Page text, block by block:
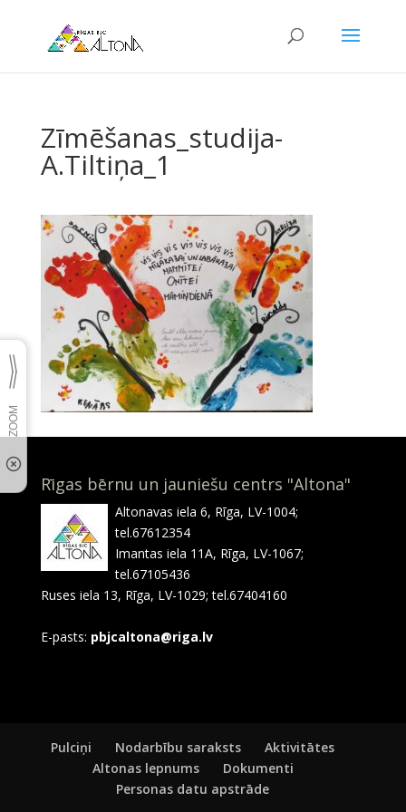
Zīmēšanas_studija-
A.Tiltiņa_1
Rīgas bērnu un jauniešu centrs "Altona"
Altonavas iela 6, Rīga, LV-1004;
tel.67612354
Imantas iela 11A, Rīga, LV-1067;
tel.67105436
Ruses iela 13, Rīga, LV-1029; tel.67404160
E-pasts: pbjcaltona@riga.lv
Pulciņi Nodarbību saraksts
Aktivitātes
Altonas lepnums
Dokumenti
Personas datu apstrāde